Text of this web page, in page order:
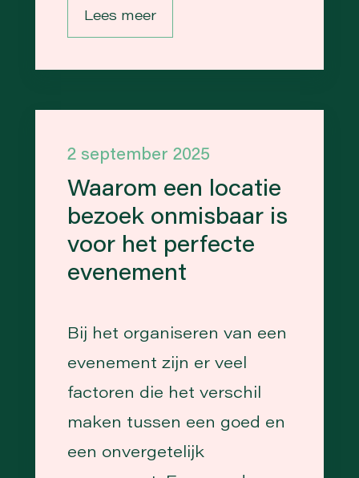
Lees meer
2 september 2025
Waarom een locatie
bezoek onmisbaar is
voor het perfecte
evenement
Bij het organiseren van een
evenement zijn er veel
factoren die het verschil
maken tussen een goed en
een onvergetelijk